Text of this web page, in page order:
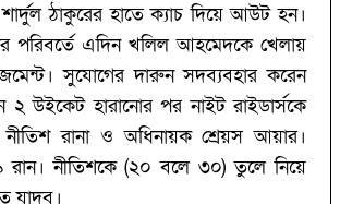
ঠাকুরের হাতে ক্যাচ দিয়ে আউট হন।
পরিবর্তে এদিন খলিল আহমেদকে খেলায়
সুযোগের দারুন সদব্যবহার করেন
২ উইকেট হারানোর পর নাইট রাইডার্সকে
নীতিশ রানা ও অধিনায়ক শ্রেয়স আয়ার।
নীতিশকে (২০ বলে ৩০) তুলে নিয়ে
যাদব।